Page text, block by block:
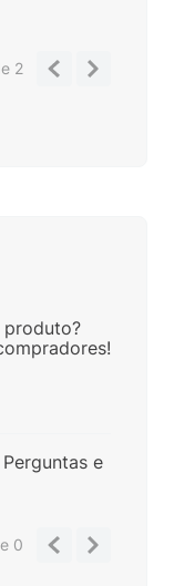
2
produto?
e
0